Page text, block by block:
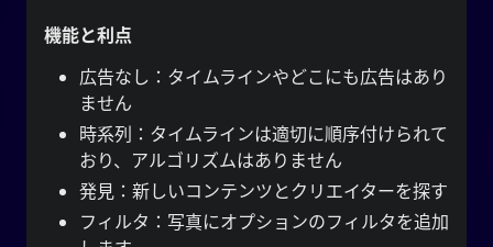
機能と利点
広告なし：タイムラインやどこにも広告はあり
ません
時系列：タイムラインは適切に順序付けられて
おり、アルゴリズムはありません
発見：新しいコンテンツとクリエイターを探す
フィルタ：写真にオプションのフィルタを追加